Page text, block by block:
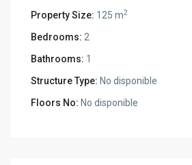
Property Size: 125 m2
Bedrooms: 2
Bathrooms: 1
Structure Type: No disponible
Floors No: No disponible